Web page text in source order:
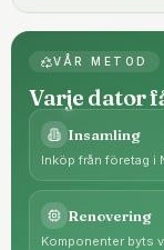
VÅR METOD
Varje dator
Insamling
Inköp från företag i
Renovering
Komponenter byts